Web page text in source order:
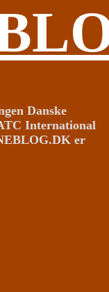
Danske
International
er